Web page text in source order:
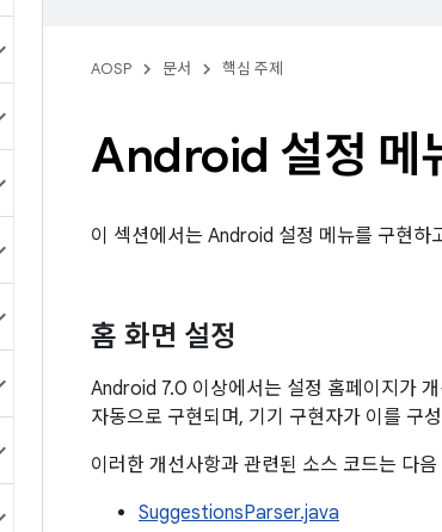
AOSP 문서 핵심 주제
Android 설정 메
이 섹션에서는 Android 설정 메뉴를 구현하
홈 화면 설정
Android 7.0 이상에서는 설정 홈페이지가
자동으로 구현되며, 기기 구현자가 이를 구
이러한 개선사항과 관련된 소스 코드는 다
SuggestionsParser.java